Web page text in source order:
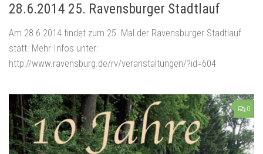
28.6.2014 25. Ravensburger Stadtlauf
Am 28.6.2014 findet zum 25. Mal der Ravensburger Stadtlauf
statt. Mehr Infos unter:
http://www.ravensburg.de/rv/veranstaltungen/?id=604
0